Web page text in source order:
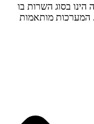
בסוג השרות בו
המערכות מותאמות